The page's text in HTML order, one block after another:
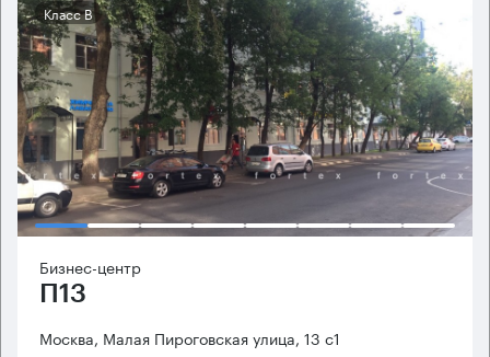
Класс B
Бизнес-центр
П13
Москва, Малая Пироговская улица, 13 с1